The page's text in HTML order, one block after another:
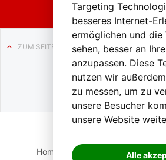
Targeting
besseres Internet-
ermöglichen und die
sehen, besser an
anzupassen. Diese
nutzen wir
zu messen, um zu
unsere Besucher
unsere Website
Alle
ZUM SEITENANFANG
Auf
+43
Home Suche Login